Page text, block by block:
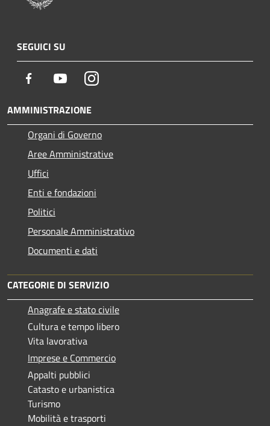
SEGUICI SU
Facebook YoutubeInstagram
AMMINISTRAZIONE
Organi di Governo
Aree Amministrative
Uffici
Enti e fondazioni
Politici
Personale Amministrativo
Documenti e dati
CATEGORIE DI SERVIZIO
Anagrafe e stato civile
Cultura e tempo libero
Vita lavorativa
Imprese e Commercio
Appalti pubblici
Catasto e urbanistica
Turismo
Mobilità e trasporti